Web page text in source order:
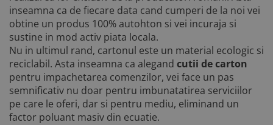
inseamna ca de fiecare data cand cumperi de la noi vei
obtine un produs 100% autohton si vei incuraja si
sustine in mod activ piata locala.
Nu in ultimul rand, cartonul este un material ecologic si
reciclabil. Asta inseamna ca alegand cutii de carton
pentru impachetarea comenzilor, vei face un pas
semnificativ nu doar pentru imbunatatirea serviciilor
pe care le oferi, dar si pentru mediu, eliminand un
factor poluant masiv din ecuatie.